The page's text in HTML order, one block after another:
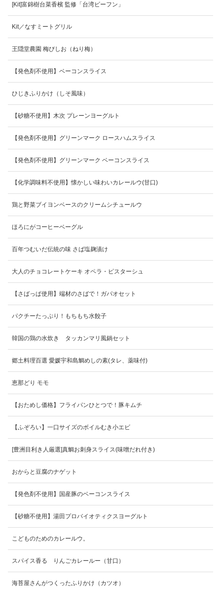
[Kit]富錦樹台菜香檳 監修「台湾ビーフン」
Kit／なすミートグリル
王隠堂農園 梅びしお（ねり梅）
【発色剤不使用】ベーコンスライス
ひじきふりかけ（しそ風味）
【砂糖不使用】木次 プレーンヨーグルト
【発色剤不使用】グリーンマーク ロースハムスライス
【発色剤不使用】グリーンマーク ベーコンスライス
【化学調味料不使用】懐かしい味わいカレールウ(甘口)
鶏と野菜ブイヨンベースのクリームシチュールウ
ほろにがコーヒーベーグル
百年つむいだ伝統の味 さば塩麹漬け
大人のチョコレートケーキ オペラ・ピスターシュ
【さばっぱ使用】端材のさばで！ガパオセット
パクチーたっぷり！もちもち水餃子
韓国の鶏の水炊き タッカンマリ風鍋セット
郷土料理百選 愛媛宇和島鯛めしの素(タレ、薬味付)
恵那どり モモ
【おためし価格】フライパンひとつで！豚キムチ
【ふぞろい】一口サイズのボイルむき小エビ
[豊洲目利き人厳選]真鯛お刺身スライス(味噌だれ付き)
おからと豆腐のナゲット
【発色剤不使用】国産豚のベーコンスライス
【砂糖不使用】湯田プロバイオティクスヨーグルト
こどものためのカレールウ。
スパイス香る りんごカレールー（甘口）
海苔屋さんがつくったふりかけ（カツオ）